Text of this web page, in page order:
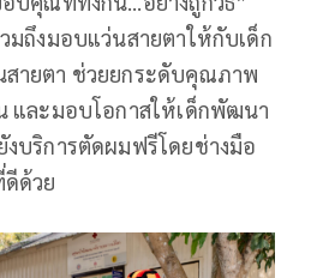
มถึงมอบแว่นสายตาให้กับเด็ก
ายตา ช่วยยกระดับคุณภาพ
และมอบโอกาสให้เด็กพัฒนา
บริการตัดผมฟรีโดยช่างมือ
ด้วย